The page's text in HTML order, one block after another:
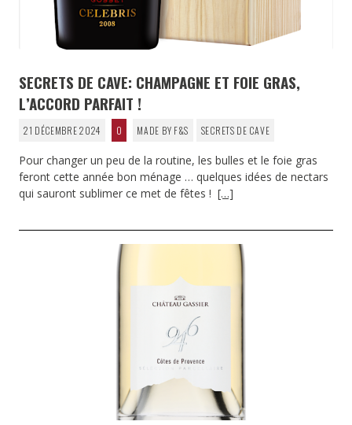
SECRETS DE CAVE: CHAMPAGNE ET FOIE GRAS,
L’ACCORD PARFAIT !
21 DÉCEMBRE 2024 0 MADE BY F&S SECRETS DE CAVE
Pour changer un peu de la routine, les bulles et le foie gras
feront cette année bon ménage … quelques idées de nectars
qui sauront sublimer ce met de fêtes ! […]